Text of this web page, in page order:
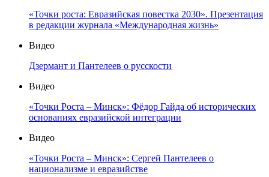
«Точки роста: Евразийская повестка 2030». Презентация
в редакции журнала «Международная жизнь»
Видео
Дзермант и Пантелеев о русскости
Видео
«Точки Роста – Минск»: Фёдор Гайда об исторических
основаниях евразийской интеграции
Видео
«Точки Роста – Минск»: Сергей Пантелеев о
национализме и евразийстве